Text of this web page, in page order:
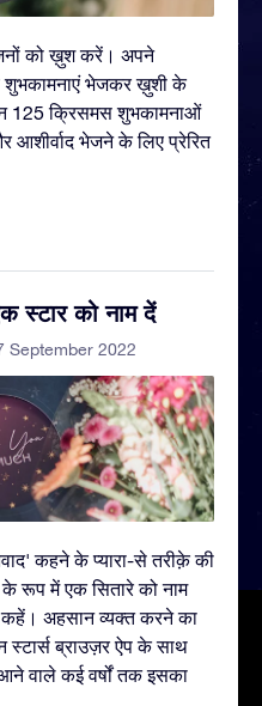
को ख़ुश करें। अपने
शुभकामनाएं भेजकर ख़ुशी के
125 क्रिसमस शुभकामनाओं
आशीर्वाद भेजने के लिए प्रेरित
स्टार को नाम दें
September 2022
कहने के प्यारा-से तरीक़े की
रूप में एक सितारे को नाम
अहसान व्यक्त करने का
ब्राउज़र ऐप के साथ
वाले कई वर्षों तक इसका